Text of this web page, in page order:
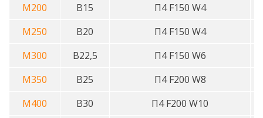
М200
В15
П4 F150 W4
М250
В20
П4 F150 W4
М300
В22,5
П4 F150 W6
М350
В25
П4 F200 W8
М400
В30 П4 F200 W10